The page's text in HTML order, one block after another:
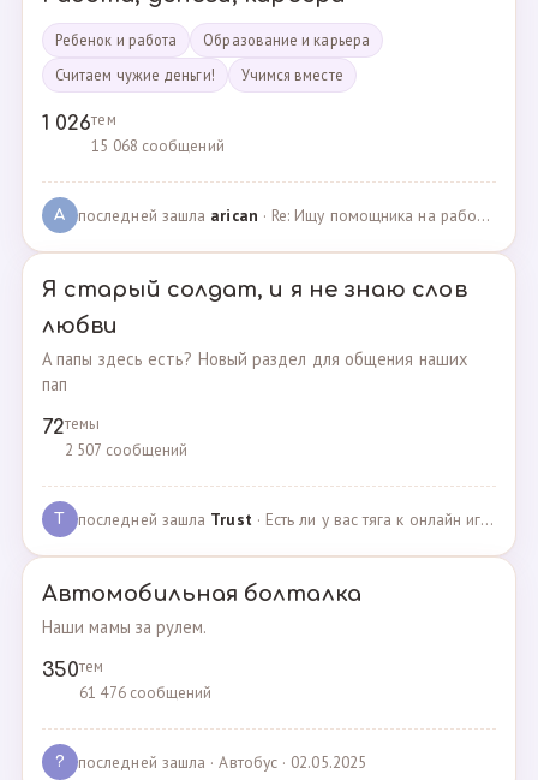
Ребенок и работа
Образование и карьера
Считаем чужие деньги!
Учимся вместе
1 026тем
15 068 сообщений
A последней зашла arican · Re: Ищу помощника на работе · 14.01.2025
Я старый солдат, и я не знаю слов
любви
А папы здесь есть? Новый раздел для общения наших
пап
72темы
2 507 сообщений
T последней зашла Trust · Есть ли у вас тяга к онлайн играм? · 02.05.2025
Автомобильная болталка
Наши мамы за рулем.
350тем
61 476 сообщений
? последней зашла · Автобус · 02.05.2025